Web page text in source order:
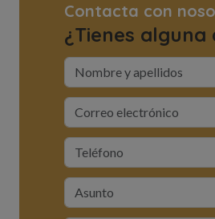
Contacta con
¿Tienes alguna